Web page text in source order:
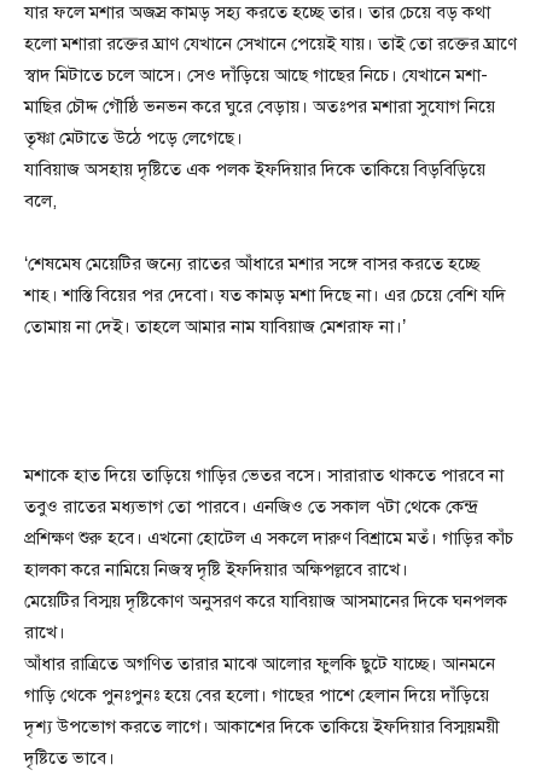
যার ফলে মশার অজস্র কামড় সহ্য করতে হচ্ছে তার। তার চেয়ে বড় কথা
হলো মশারা রক্তের ঘ্রাণ যেখানে সেখানে পেয়েই যায়। তাই তো রক্তের ঘ্রাণে
স্বাদ মিটাতে চলে আসে। সেও দাঁড়িয়ে আছে গাছের নিচে। যেখানে মশা-
মাছির চৌদ্দ গৌষ্ঠি ভনভন করে ঘুরে বেড়ায়। অতঃপর মশারা সুযোগ নিয়ে
তৃষ্ণা মেটাতে উঠে পড়ে লেগেছে।
যাবিয়াজ অসহায় দৃষ্টিতে এক পলক ইফদিয়ার দিকে তাকিয়ে বিড়বিড়িয়ে
বলে,
‘শেষমেষ মেয়েটির জন্যে রাতের আঁধারে মশার সঙ্গে বাসর করতে হচ্ছে
শাহ। শাস্তি বিয়ের পর দেবো। যত কামড় মশা দিছে না। এর চেয়ে বেশি যদি
তোমায় না দেই। তাহলে আমার নাম যাবিয়াজ মেশরাফ না।’
মশাকে হাত দিয়ে তাড়িয়ে গাড়ির ভেতর বসে। সারারাত থাকতে পারবে না
তবুও রাতের মধ্যভাগ তো পারবে। এনজিও তে সকাল ৭টা থেকে কেন্দ্র
প্রশিক্ষণ শুরু হবে। এখনো হোটেল এ সকলে দারুণ বিশ্রামে মতঁ। গাড়ির কাঁচ
হালকা করে নামিয়ে নিজস্ব দৃষ্টি ইফদিয়ার অক্ষিপল্লবে রাখে।
মেয়েটির বিস্ময় দৃষ্টিকোণ অনুসরণ করে যাবিয়াজ আসমানের দিকে ঘনপলক
রাখে।
আঁধার রাত্রিতে অগণিত তারার মাঝে আলোর ফুলকি ছুটে যাচ্ছে। আনমনে
গাড়ি থেকে পুনঃপুনঃ হয়ে বের হলো। গাছের পাশে হেলান দিয়ে দাঁড়িয়ে
দৃশ্য উপভোগ করতে লাগে। আকাশের দিকে তাকিয়ে ইফদিয়ার বিস্ময়ময়ী
দৃষ্টিতে ভাবে।